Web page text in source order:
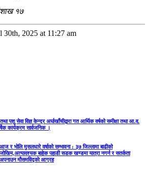
१७
2025 at 11:27 am
पशु सेवा विज्ञ केन्द्र अर्घाखाँचीद्वारा गत आर्थिक वर्षको समीक्षा तथा आ.व.
कार्यक्रम सार्वजनिक ।
आज र भोलि मुसलधारे वर्षाको सम्भावना : ३७ जिल्लामा बाढीको
जोखिम,अत्यावश्यक बाहेक पहाडी सडक खण्डमा यात्रा नगर्न र सतर्कता
अपनाउन मौसमविद्काे आग्रह